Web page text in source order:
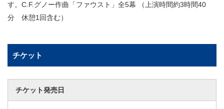
す。C.F.グノー作曲「ファウスト」全5幕 （上演時間約3時間40
分 休憩1回含む）
チケット
チケット発売日